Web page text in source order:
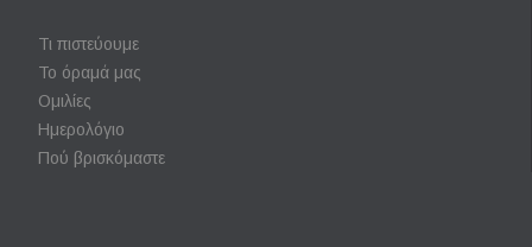
Τι πιστεύουμε
Το όραμά μας
Ομιλίες
Ημερολόγιο
Πού βρισκόμαστε